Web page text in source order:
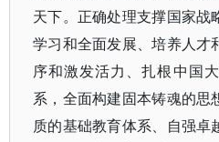
天下。正确处理支撑国家战
学习和全面发展、培养人才
序和激发活力、扎根中国
系，全面构建固本铸魂的思
质的基础教育体系、自强卓